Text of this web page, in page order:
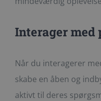
Interager
Når du interagerer
skabe en åben og
aktivt til deres